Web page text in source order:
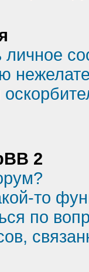
личное
2
то
по